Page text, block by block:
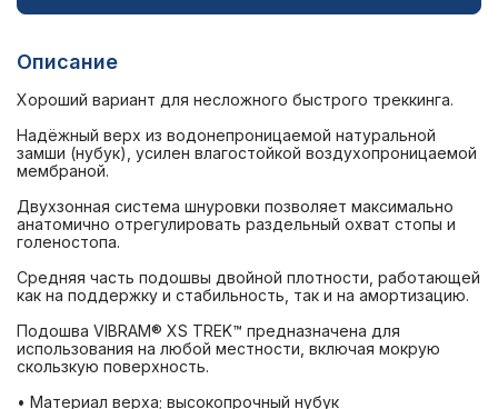
Описание
Хороший вариант для несложного быстрого треккинга.
Надёжный верх из водонепроницаемой натуральной
замши (нубук), усилен влагостойкой воздухопроницаемой
мембраной.
Двухзонная система шнуровки позволяет максимально
анатомично отрегулировать раздельный охват стопы и
голеностопа.
Средняя часть подошвы двойной плотности, работающей
как на поддержку и стабильность, так и на амортизацию.
Подошва VIBRAM® XS TREK™ предназначена для
использования на любой местности, включая мокрую
скользкую поверхность.
• Материал верха; высокопрочный нубук